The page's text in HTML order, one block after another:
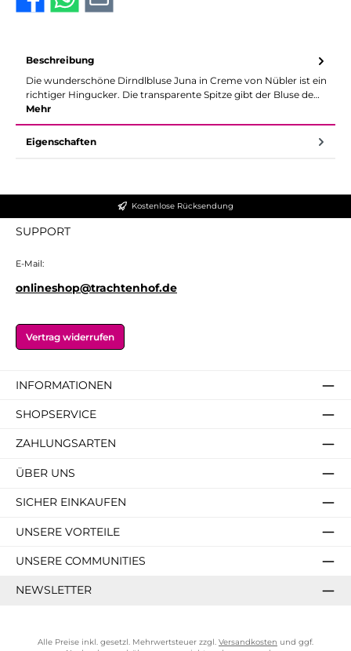
Beschreibung
Die wunderschöne Dirndlbluse Juna in Creme von Nübler ist ein
richtiger Hingucker. Die transparente Spitze gibt der Bluse de…
Mehr
Eigenschaften
Kostenlose Rücksendung
SUPPORT
E-Mail:
onlineshop@trachtenhof.de
Vertrag widerrufen
INFORMATIONEN
SHOPSERVICE
ZAHLUNGSARTEN
ÜBER UNS
SICHER EINKAUFEN
UNSERE VORTEILE
UNSERE COMMUNITIES
NEWSLETTER
Alle Preise inkl. gesetzl. Mehrwertsteuer zzgl. Versandkosten und ggf.